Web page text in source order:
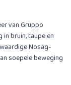
van Gruppo
bruin, taupe en
Nosag-
soepele beweging